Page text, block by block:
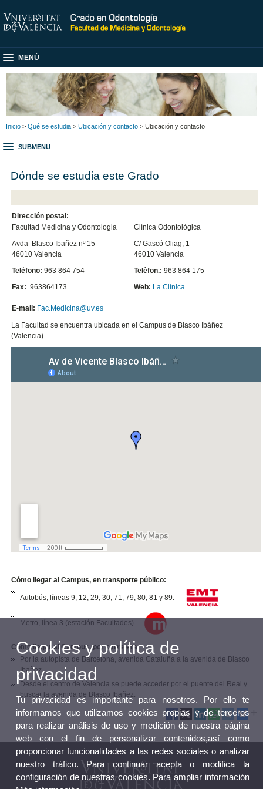
MENÚ
Inicio > Qué se estudia > Ubicación y contacto > Ubicación y contacto
SUBMENU
Dónde se estudia este Grado
Dirección postal:
Facultad Medicina y Odontologia
Avda Blasco Ibañez nº 15
46010 Valencia
Teléfono: 963 864 754
Fax: 963864173
E-mail: Fac.Medicina@uv.es
Clínica Odontològica
C/ Gascó Oliag, 1
46010 Valencia
Telèfon.:963 864 175
Web: La Clínica
La Facultad se encuentra ubicada en el Campus de Blasco Ibáñez
(Valencia)
Cómo llegar al Campus, en transporte público:
Autobús, líneas 9, 12, 29, 30, 71, 79, 80, 81 y 89.
Metro, línea 3 (estación Facultades)
Cómo llegar al Campus, por carretera:
Por la autopista de Barcelona, avenida Cataluña a la avenida de Blasco
Ibañez.
Desde el centro de Valencia se puede acceder por el puente del Real y
buscar la avenida de Blasco Ibañez.
Cookies y política de
privacidad
Tu privacidad es importante para nosotros. Por ello te
informamos que utilizamos cookies propias y de terceros
para realizar análisis de uso y medición de nuestra página
web con el fin de personalizar contenidos,así como
proporcionar funcionalidades a las redes sociales o analizar
nuestro tráfico. Para continuar acepta o modifica la
configuración de nuestras cookies. Para ampliar información